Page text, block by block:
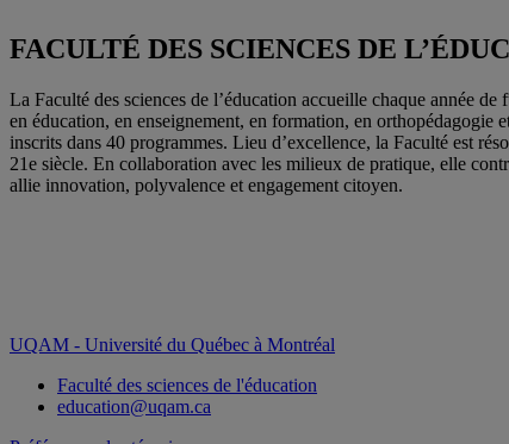
FACULTÉ DES SCIENCES DE
La Faculté des sciences de l’éducation accueille chaque année
en éducation, en enseignement, en formation, en orthopédagogie
inscrits dans 40 programmes. Lieu d’excellence, la Faculté est
21e siècle. En collaboration avec les milieux de pratique, elle
allie innovation, polyvalence et engagement citoyen.
UQAM - Université du Québec à Montréal
Faculté des sciences de l'éducation
education@uqam.ca